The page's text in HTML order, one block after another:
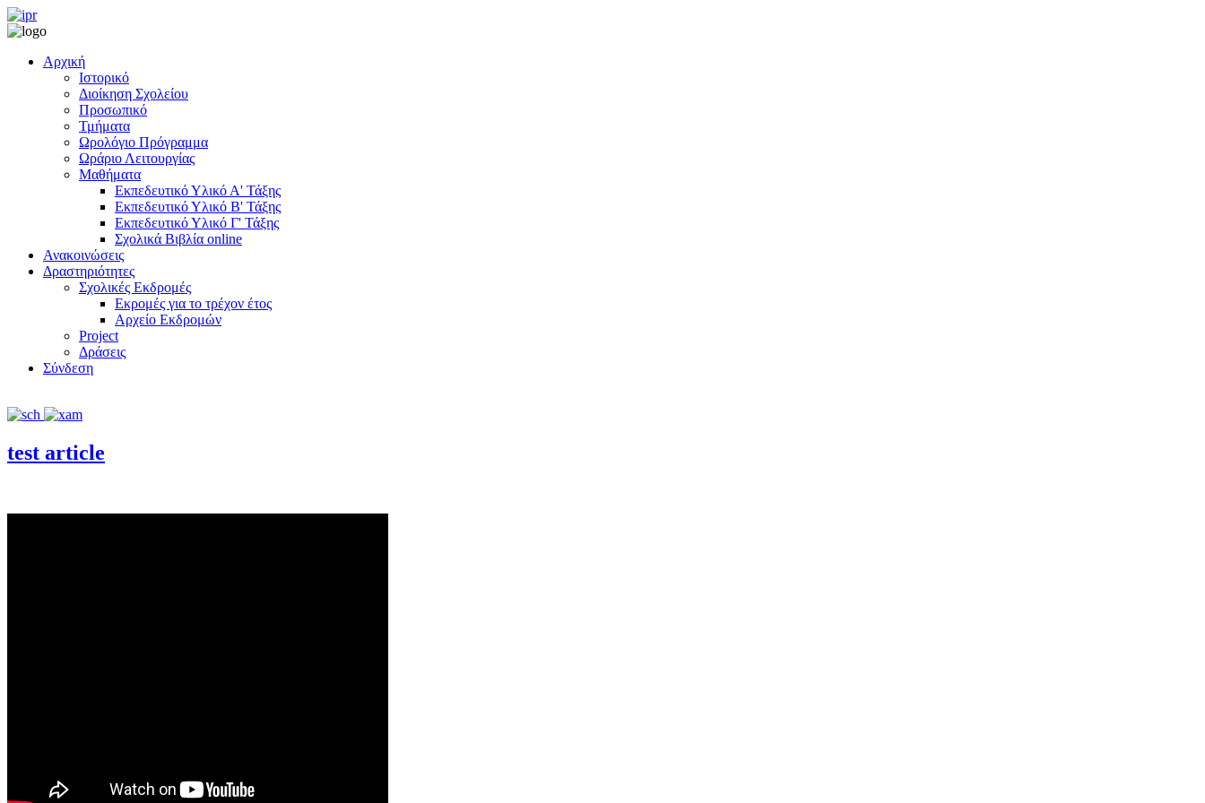
Αρχική
Ιστορικό
Διοίκηση Σχολείου
Προσωπικό
Τμήματα
Ωρολόγιο Πρόγραμμα
Ωράριο Λειτουργίας
Μαθήματα
Εκπεδευτικό Υλικό Α' Τάξης
Εκπεδευτικό Υλικό Β' Τάξης
Εκπεδευτικό Υλικό Γ' Τάξης
Σχολικά Βιβλία online
Ανακοινώσεις
Δραστηριότητες
Σχολικές Εκδρομές
Εκρομές για το τρέχον έτος
Αρχείο Εκδρομών
Project
Δράσεις
Σύνδεση
test article